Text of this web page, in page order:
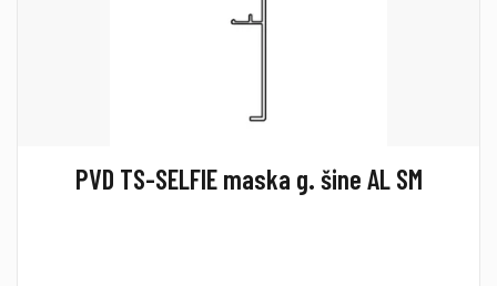
PVD TS-SELFIE maska g. šine AL SM